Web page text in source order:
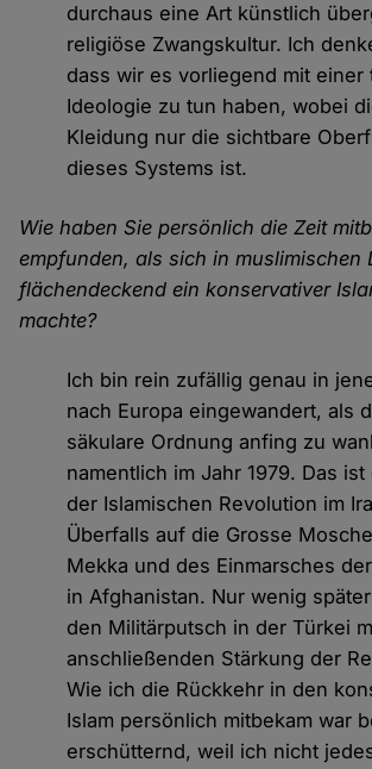
durchaus eine Art künstlich
religiöse Zwangskultur. Ich
dass wir es vorliegend mit einer
Ideologie zu tun haben, wobei
Kleidung nur die sichtbare
dieses Systems ist.
Wie haben Sie persönlich die Zeit
empfunden, als sich in muslimischen
flächendeckend ein konservativer
machte?
Ich bin rein zufällig genau in
nach Europa eingewandert, als
säkulare Ordnung anfing zu
namentlich im Jahr 1979. Das ist
der Islamischen Revolution im
Überfalls auf die Grosse
Mekka und des Einmarsches
in Afghanistan. Nur wenig
den Militärputsch in der Türkei
anschließenden Stärkung der
Wie ich die Rückkehr in den
Islam persönlich mitbekam war
erschütternd, weil ich nicht